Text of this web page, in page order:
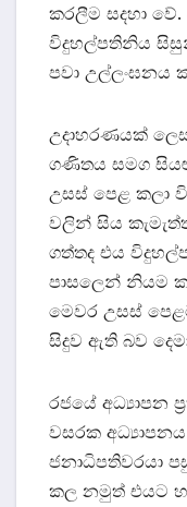
කරලීම සදහා
විදුහල්පතිනිය
පවා උල්ලංඝනය
උදාහරණයක්
ගණිතය සමග
උසස් පෙළ කලා
වලින් සිය
ගත්තද එය
පාසලෙන් නියම
මෙවර උසස්
සිදුව ඇති බව
රජයේ අධ්‍යාපන
වසරක
ජනාධිපතිවරයා
කල නමුත් එයට